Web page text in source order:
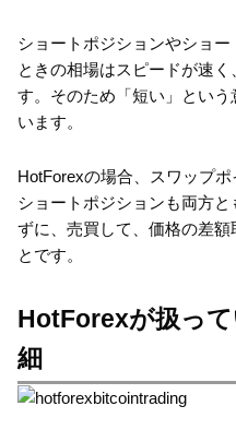
ショートポジションやショ
ときの相場はスピードが速
す。そのため「短い」とい
います。
HotForexの場合、スワップ
ショートポジションも両方
ずに、売買して、価格の差
とです。
HotForexが扱っ
細